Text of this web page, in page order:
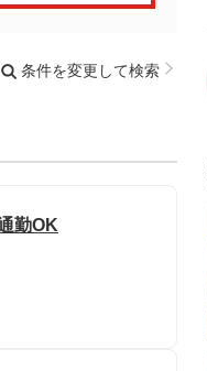
条件を変更して検索
勤OK